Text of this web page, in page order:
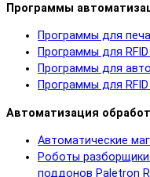
Программы
Программы для
Программы для
Программы для
Программы для
Автоматизация
Автоматические
Роботы
поддонов Paletron